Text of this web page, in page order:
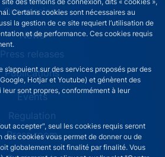
Certains cookies sont nécessaires au
la gestion de ce site requiert l’utilisation de
et de performance. Ces cookies requis
sur des services proposés par des
Hotjar et Youtube) et génèrent des
sont propres, conformément à leur
accepter", seul les cookies requis seront
des cookies vous permet de donner ou de
globalement soit finalité par finalité. Vous
Our missions
News
Press releases
Publications
Events
Regulation
Press room